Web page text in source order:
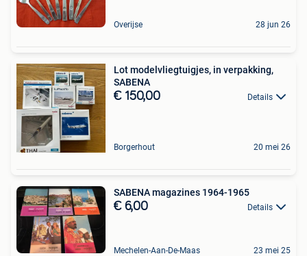
Overijse 28 jun 26
Lot modelvliegtuigjes, in verpakking,
SABENA
€ 150,00 Details
Borgerhout 20 mei 26
SABENA magazines 1964-1965
€ 6,00 Details
Mechelen-Aan-De-Maas 23 mei 25